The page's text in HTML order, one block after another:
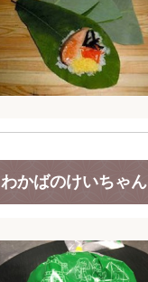
わかばのけいちゃん